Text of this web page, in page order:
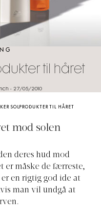
til håret
- 27/05/2010
SOLPRODUKTER TIL HÅRET
mod solen
deres hud mod
er måske de færreste,
en rigtig god ide at
man vil undgå at